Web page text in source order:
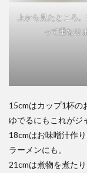
上から見たところ
って重なり
15cmはカップ1杯の
ゆでるにもこれがジ
18cmはお味噌汁作
ラーメンにも。
21cmは煮物を煮た